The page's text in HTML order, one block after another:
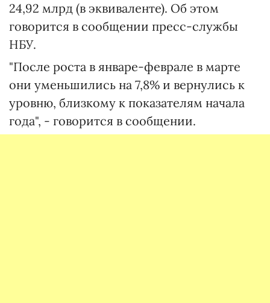
24,92 млрд (в эквиваленте). Об этом
говорится в сообщении пресс-службы
НБУ.
"После роста в январе-феврале в марте
они уменьшились на 7,8% и вернулись к
уровню, близкому к показателям начала
года", - говорится в сообщении.